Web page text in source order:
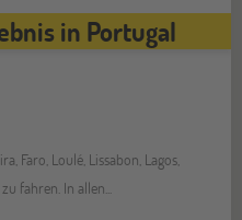
in Portugal
Faro, Loulé, Lissabon, Lagos,
fahren. In allen...